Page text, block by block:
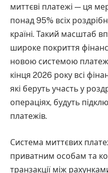
миттєві платежі — ця
понад 95% всіх
країні. Такий масштаб
широке покриття
новою системою
кінця 2026 року всі
які беруть участь у
операціях, будуть
платежів.
Система миттєвих
приватним особам та
транзакції між